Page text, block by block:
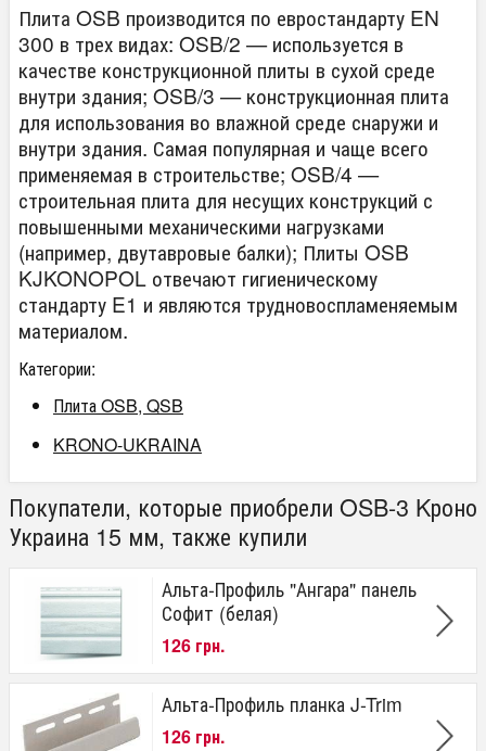
Плита OSB производится по евростандарту EN
300 в трех видах: OSB/2 — используется в
качестве конструкционной плиты в сухой среде
внутри здания; OSB/3 — конструкционная плита
для использования во влажной среде снаружи и
внутри здания. Самая популярная и чаще всего
применяемая в строительстве; OSB/4 —
строительная плита для несущих конструкций с
повышенными механическими нагрузками
(например, двутавровые балки); Плиты OSB
KJKONOPOL отвечают гигиеническому
стандарту E1 и являются трудновоспламеняемым
материалом.
Категории:
Плита OSB, QSB
KRONO-UKRAINA
Покупатели, которые приобрели OSB-3 Kроно
Украина 15 мм, также купили
Альта-Профиль "Ангара" панель
Софит (белая)
126 грн.
Альта-Профиль планка J-Trim
126 грн.